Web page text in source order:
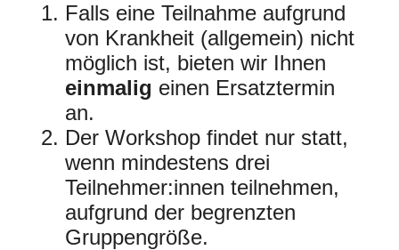
Falls eine Teilnahme aufgrund
von Krankheit (allgemein) nicht
möglich ist, bieten wir Ihnen
einmalig einen Ersatztermin
an.
Der Workshop findet nur statt,
wenn mindestens drei
Teilnehmer:innen teilnehmen,
aufgrund der begrenzten
Gruppengröße.